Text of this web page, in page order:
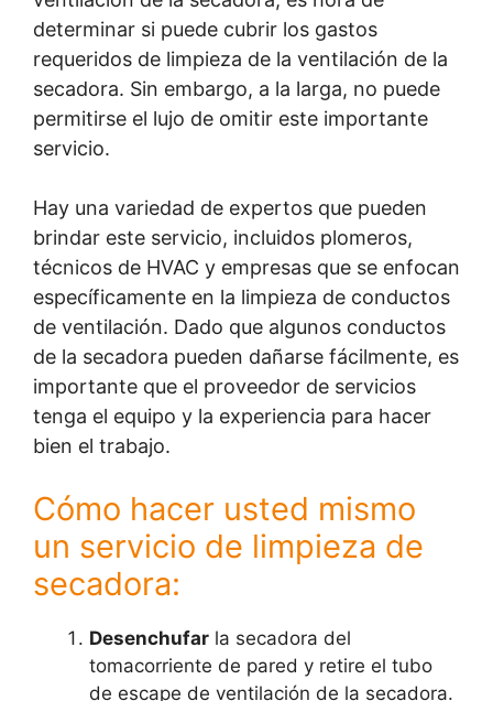
determinar si puede cubrir los gastos
requeridos de limpieza de la ventilación de la
secadora. Sin embargo, a la larga, no puede
permitirse el lujo de omitir este importante
servicio.
Hay una variedad de expertos que pueden
brindar este servicio, incluidos plomeros,
técnicos de HVAC y empresas que se enfocan
específicamente en la limpieza de conductos
de ventilación. Dado que algunos conductos
de la secadora pueden dañarse fácilmente, es
importante que el proveedor de servicios
tenga el equipo y la experiencia para hacer
bien el trabajo.
Cómo hacer usted mismo
un servicio de limpieza de
secadora:
Desenchufar la secadora del
tomacorriente de pared y retire el tubo
de escape de ventilación de la secadora.